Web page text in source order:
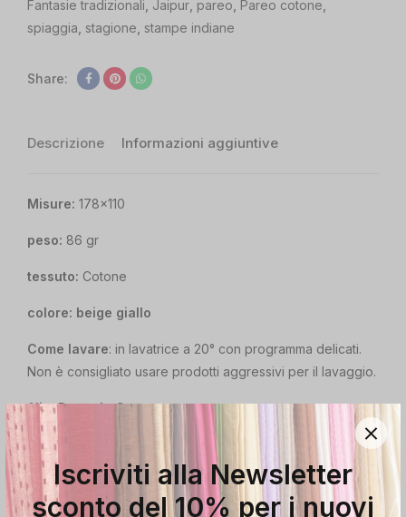
Iscriviti alla Newsletter
sconto del 10% per i nuovi
Fantasie tradizionali Jaipur pareo Pareo cotone
spiaggia stagione stampe indiane
Share:
Descrizione Informazioni aggiuntive
Misure: 178×110
peso: 86 gr
tessuto: Cotone
colore: beige giallo
Come lavare: in lavatrice a 20° con programma delicati.
Non è consigliato usare prodotti aggressivi per il lavaggio.
Alia: Pareo in Cotone
Avvolgiti nell’eleganza senza tempo dei nostri
pareo Alia
in 100% cotone, un omaggio vibrante all’arte tessile di
Jaipur, in India. Ogni pezzo è un arazzo di colori intensi e
fantasie tradizionali indiane , sapientemente impresse